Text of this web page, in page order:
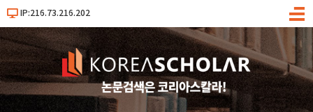
IP:216.73.216.202
메